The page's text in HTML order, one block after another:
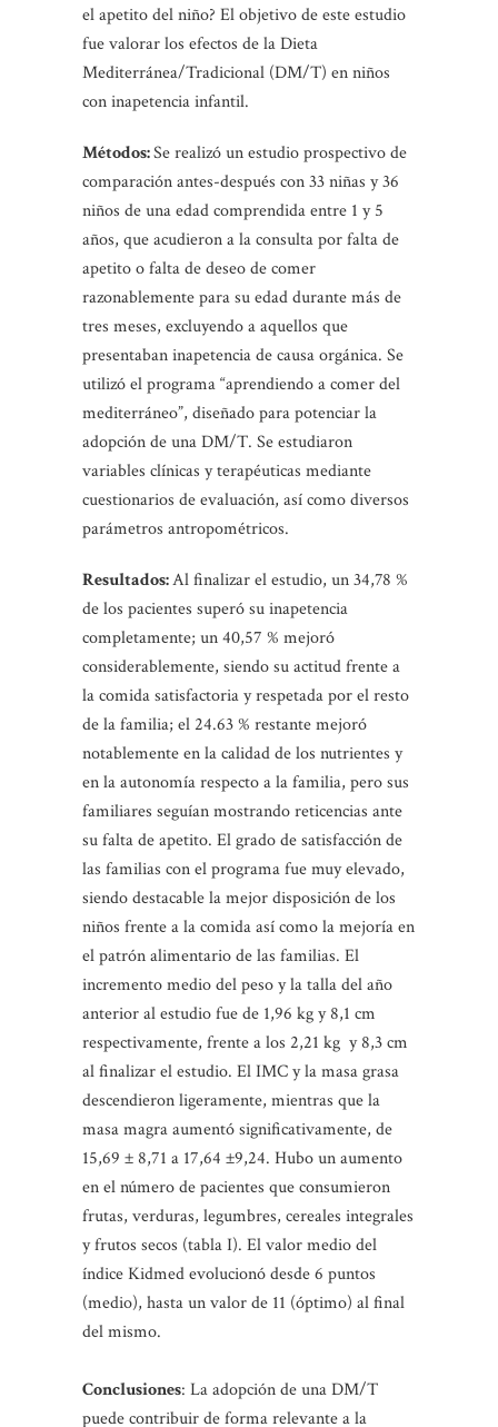
el apetito del niño? El objetivo de este estudio
fue valorar los efectos de la Dieta
Mediterránea/Tradicional (DM/T) en niños
con inapetencia infantil.
Métodos:Se realizó un estudio prospectivo de
comparación antes-después con 33 niñas y 36
niños de una edad comprendida entre 1 y 5
años, que acudieron a la consulta por falta de
apetito o falta de deseo de comer
razonablemente para su edad durante más de
tres meses, excluyendo a aquellos que
presentaban inapetencia de causa orgánica. Se
utilizó el programa “aprendiendo a comer del
mediterráneo”, diseñado para potenciar la
adopción de una DM/T. Se estudiaron
variables clínicas y terapéuticas mediante
cuestionarios de evaluación, así como diversos
parámetros antropométricos.
Resultados:Al finalizar el estudio, un 34,78 %
de los pacientes superó su inapetencia
completamente; un 40,57 % mejoró
considerablemente, siendo su actitud frente a
la comida satisfactoria y respetada por el resto
de la familia; el 24.63 % restante mejoró
notablemente en la calidad de los nutrientes y
en la autonomía respecto a la familia, pero sus
familiares seguían mostrando reticencias ante
su falta de apetito. El grado de satisfacción de
las familias con el programa fue muy elevado,
siendo destacable la mejor disposición de los
niños frente a la comida así como la mejoría en
el patrón alimentario de las familias. El
incremento medio del peso y la talla del año
anterior al estudio fue de 1,96 kg y 8,1 cm
respectivamente, frente a los 2,21 kg y 8,3 cm
al finalizar el estudio. El IMC y la masa grasa
descendieron ligeramente, mientras que la
masa magra aumentó significativamente, de
15,69 ± 8,71 a 17,64 ±9,24. Hubo un aumento
en el número de pacientes que consumieron
frutas, verduras, legumbres, cereales integrales
y frutos secos (tabla I). El valor medio del
índice Kidmed evolucionó desde 6 puntos
(medio), hasta un valor de 11 (óptimo) al final
del mismo.
Conclusiones: La adopción de una DM/T
puede contribuir de forma relevante a la